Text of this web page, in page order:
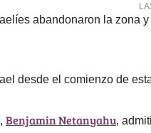
abandonaron la zona
desde el comienzo de
Benjamin Netanyahu,